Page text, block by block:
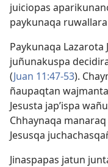
juiciopas
paykunaqa
Paykunaqa
juñunakuspa
(Juan 11:47-53).
ñaupaqtan
Jesusta jap’ispa
Chhaynaqa
Jesusqa
Jinaspapas jatun